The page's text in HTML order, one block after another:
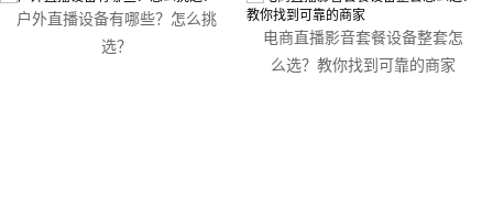
本内
户外直播设备有哪些？怎么挑
选？
电商直播影音套餐设备整套怎
么选？教你找到可靠的商家